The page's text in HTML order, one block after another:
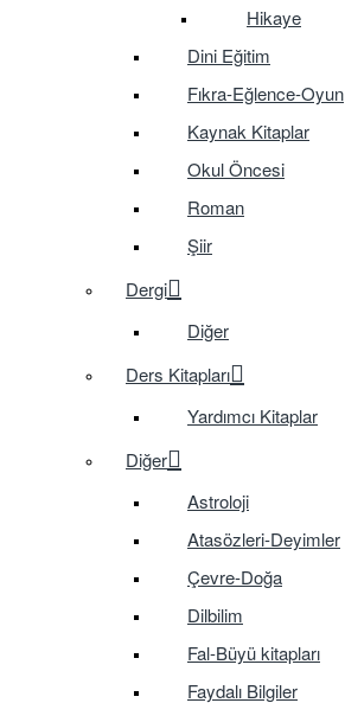
Hikaye
Dini Eğitim
Fıkra-Eğlence-Oyun
Kaynak Kitaplar
Okul Öncesi
Roman
Şiir
Dergi
Diğer
Ders Kitapları
Yardımcı Kitaplar
Diğer
Astroloji
Atasözleri-Deyimler
Çevre-Doğa
Dilbilim
Fal-Büyü kitapları
Faydalı Bilgiler